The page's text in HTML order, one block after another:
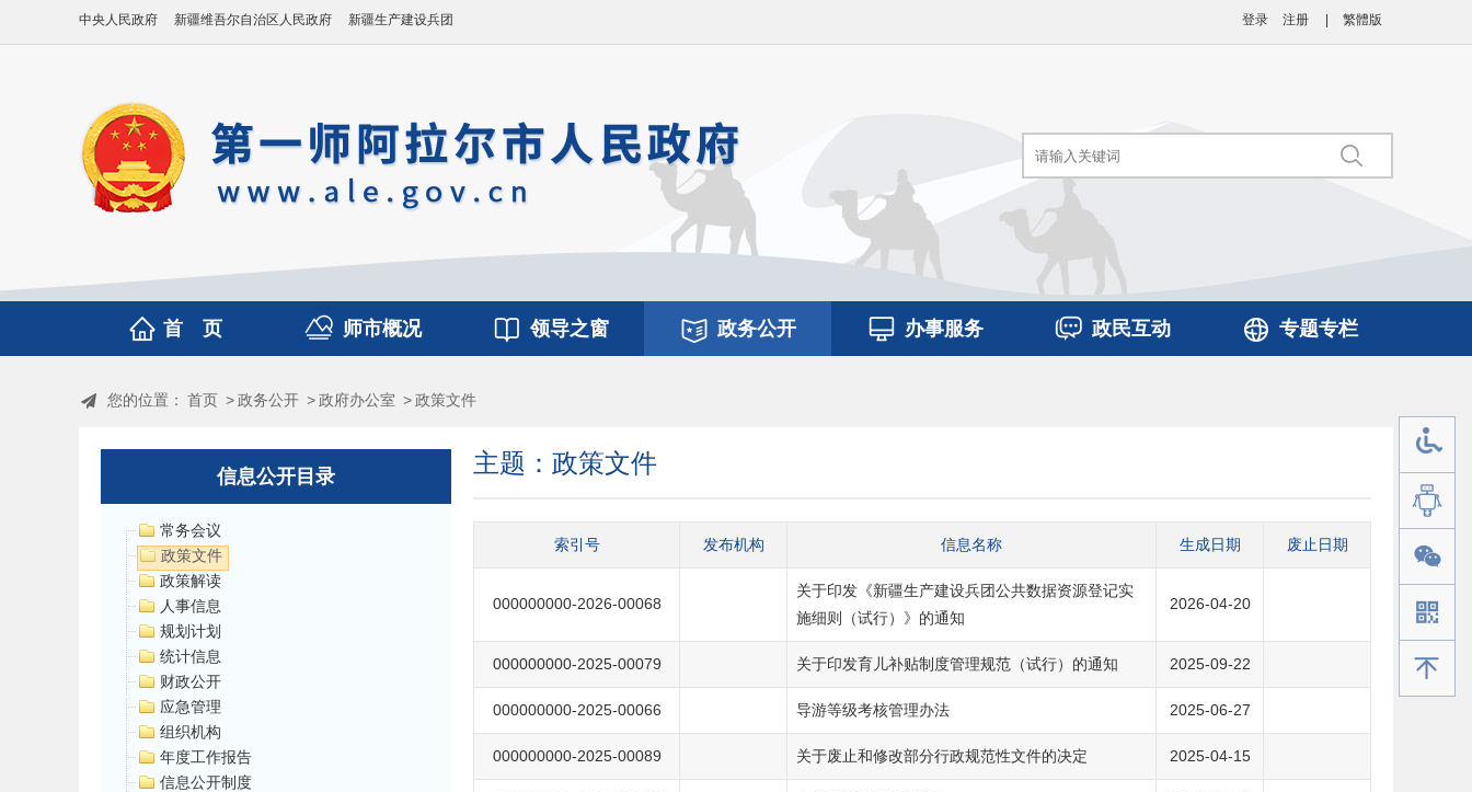
登录 注册 繁體版
中央人民政府 新疆维吾尔自治区人民政府 新疆生产建设兵团
首 页 师市概况 领导之窗 政务公开 办事服务 政民互动 专题专栏
您的位置： 首页 >政务公开 >政府办公室 >政策文件
信息公开目录
常务会议
政策文件
政策解读
人事信息
规划计划
统计信息
财政公开
应急管理
组织机构
年度工作报告
信息公开制度
主题：政策文件
索引号 发布机构 信息名称 生成日期 废止日期
000000000-2026-00068
关于印发《新疆生产建设兵团公共数据资源登记实
施细则（试行）》的通知
2026-04-20
000000000-2025-00079 关于印发育儿补贴制度管理规范（试行）的通知 2025-09-22
000000000-2025-00066 导游等级考核管理办法 2025-06-27
000000000-2025-00089 关于废止和修改部分行政规范性文件的决定 2025-04-15
手机版